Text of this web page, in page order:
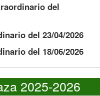
del
del 23/04/2026
del 18/06/2026
2025-2026